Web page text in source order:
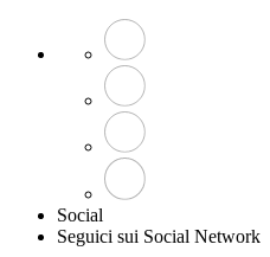
Social
Seguici sui Social Network